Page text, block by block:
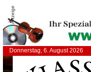
Anzeige
Donnerstag, 6. August 2026